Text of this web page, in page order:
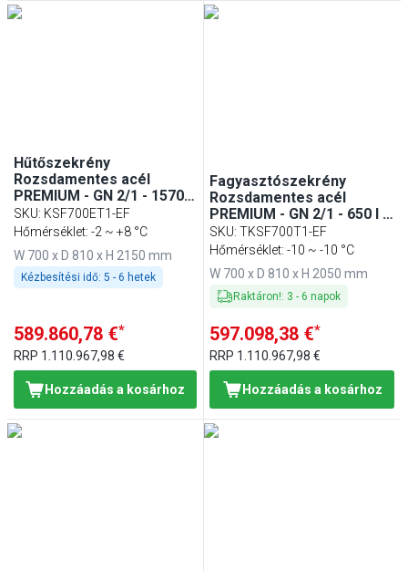
Hűtőszekrény
Rozsdamentes acél
PREMIUM - GN 2/1 - 1570 l
- akár −2…+8 °C - mit 1
ajtó - Ventilációs hűtés,
belső LED világítás
SKU: KSF700ET1-EF
Hőmérséklet: -2 ~ +8 °C
W 700 x D 810 x H 2150 mm
Kézbesítési idő: 5 - 6 hetek
589.860,78 €*
RRP 1.110.967,98 €
Hozzáadás a kosárhoz
Fagyasztószekrény
Rozsdamentes acél
PREMIUM - GN 2/1 - 650 l -
akár −22…−10 °C - mit 1
üvegajtó - Ventilációs
leolvasztás, belső LED
világítás, R290
SKU:TKSF700T1-EF
Hőmérséklet: -10 ~ -10 °C
W 700 x D 810 x H 2050 mm
Raktáron!: 3 - 6 napok
597.098,38 €*
RRP 1.110.967,98 €
Hozzáadás a kosárhoz